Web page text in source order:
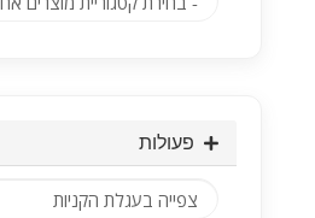
פעולות